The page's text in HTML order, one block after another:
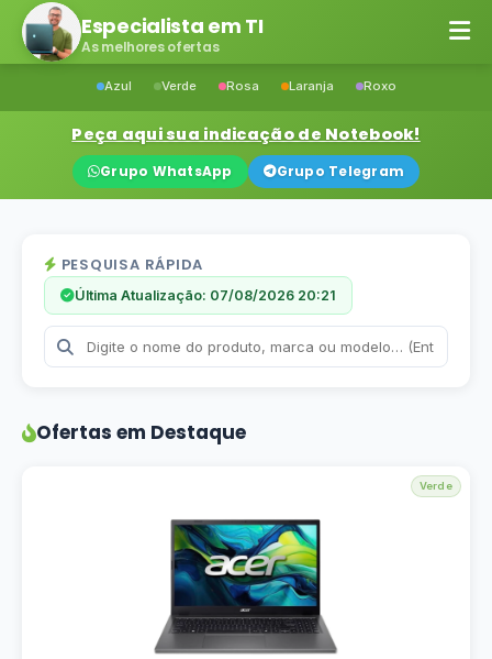
Especialista em TI
As melhores ofertas
Azul Verde Rosa Laranja Roxo
Peça aqui sua indicação de Notebook!
Grupo WhatsApp Grupo Telegram
PESQUISA RÁPIDA
Última Atualização: 07/08/2026 20:21
Ofertas em Destaque
Verde